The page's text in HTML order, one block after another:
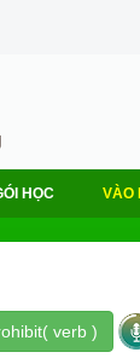
HỌC VÀO
verb )